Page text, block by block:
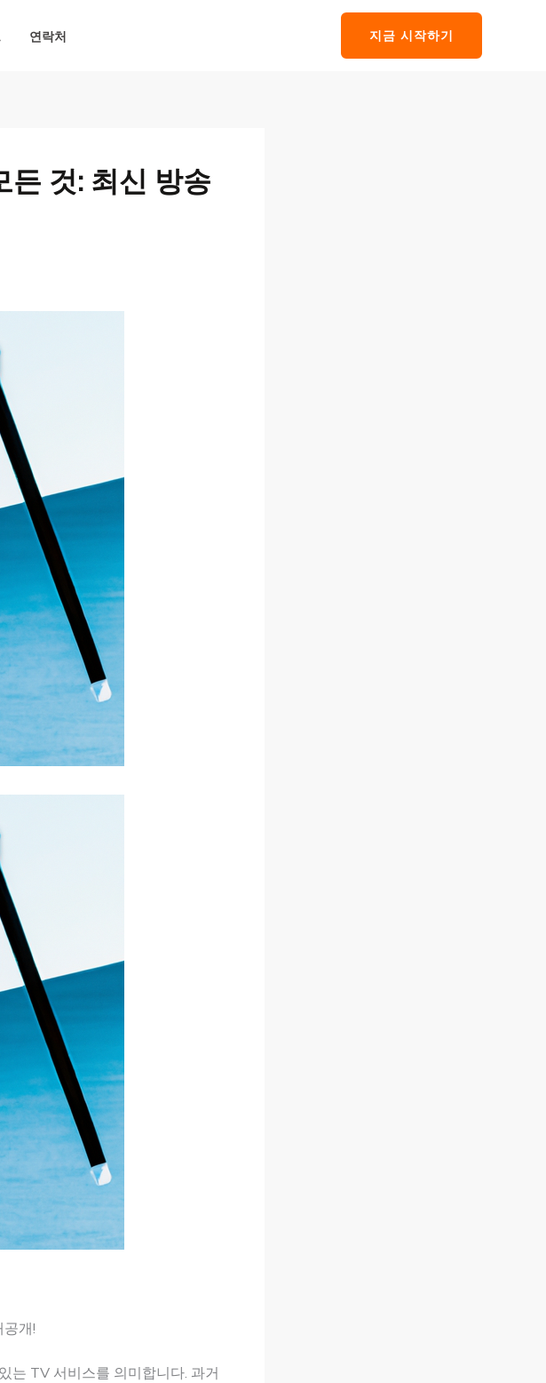
연락처 지금 시작하기
것: 최신 방송
개!
는 TV 서비스를 의미합니다. 과거